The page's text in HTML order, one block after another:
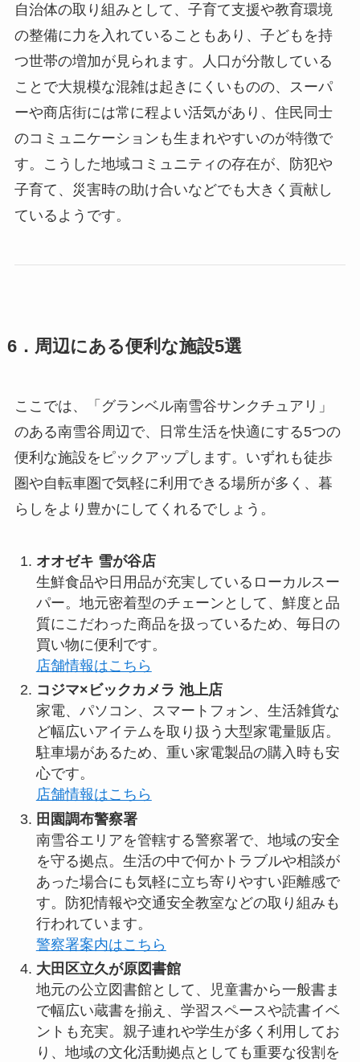
自治体の取り組みとして、子育て支援や教育環境
の整備に力を入れていることもあり、子どもを持
つ世帯の増加が見られます。人口が分散している
ことで大規模な混雑は起きにくいものの、スーパ
ーや商店街には常に程よい活気があり、住民同士
のコミュニケーションも生まれやすいのが特徴で
す。こうした地域コミュニティの存在が、防犯や
子育て、災害時の助け合いなどでも大きく貢献し
ているようです。
6．周辺にある便利な施設5選
ここでは、「グランベル南雪谷サンクチュアリ」
のある南雪谷周辺で、日常生活を快適にする5つの
便利な施設をピックアップします。いずれも徒歩
圏や自転車圏で気軽に利用できる場所が多く、暮
らしをより豊かにしてくれるでしょう。
オオゼキ 雪が谷店
生鮮食品や日用品が充実しているローカルスー
パー。地元密着型のチェーンとして、鮮度と品
質にこだわった商品を扱っているため、毎日の
買い物に便利です。
店舗情報はこちら
コジマ×ビックカメラ 池上店
家電、パソコン、スマートフォン、生活雑貨な
ど幅広いアイテムを取り扱う大型家電量販店。
駐車場があるため、重い家電製品の購入時も安
心です。
店舗情報はこちら
田園調布警察署
南雪谷エリアを管轄する警察署で、地域の安全
を守る拠点。生活の中で何かトラブルや相談が
あった場合にも気軽に立ち寄りやすい距離感で
す。防犯情報や交通安全教室などの取り組みも
行われています。
警察署案内はこちら
大田区立久が原図書館
地元の公立図書館として、児童書から一般書ま
で幅広い蔵書を揃え、学習スペースや読書イベ
ントも充実。親子連れや学生が多く利用してお
り、地域の文化活動拠点としても重要な役割を